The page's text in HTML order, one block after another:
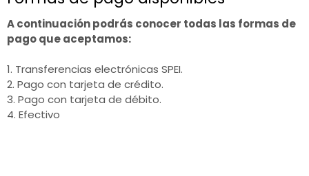
A continuación podrás conocer todas las formas de
pago que aceptamos:
1. Transferencias electrónicas SPEI.
2. Pago con tarjeta de crédito.
3. Pago con tarjeta de débito.
4. Efectivo